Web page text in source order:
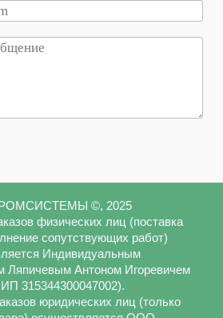
©, 2025
физических лиц (поставка
сопутствующих работ)
Индивидуальным
Ляпичевым Антоном Игоревичем
315344300047002).
юридических лиц (только